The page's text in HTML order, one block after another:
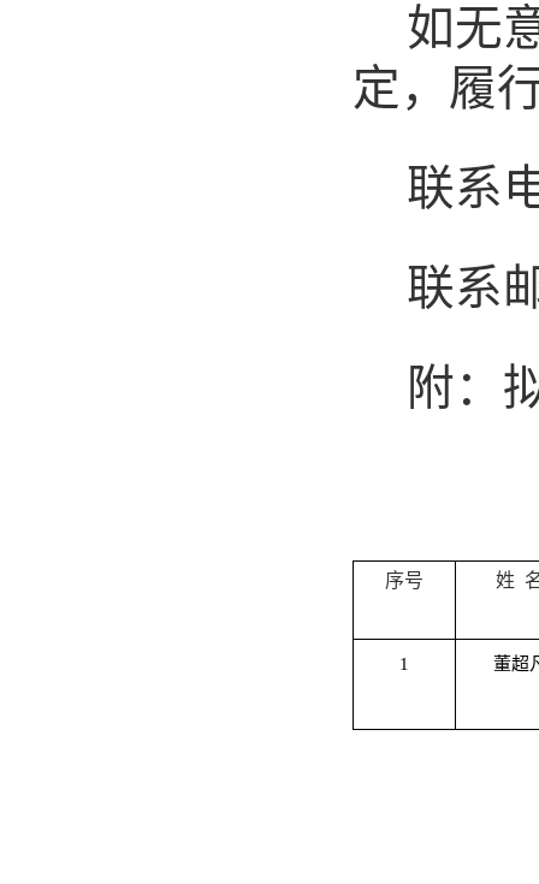
如无
定，履
联系
联系
附：
序号 姓
1 董超